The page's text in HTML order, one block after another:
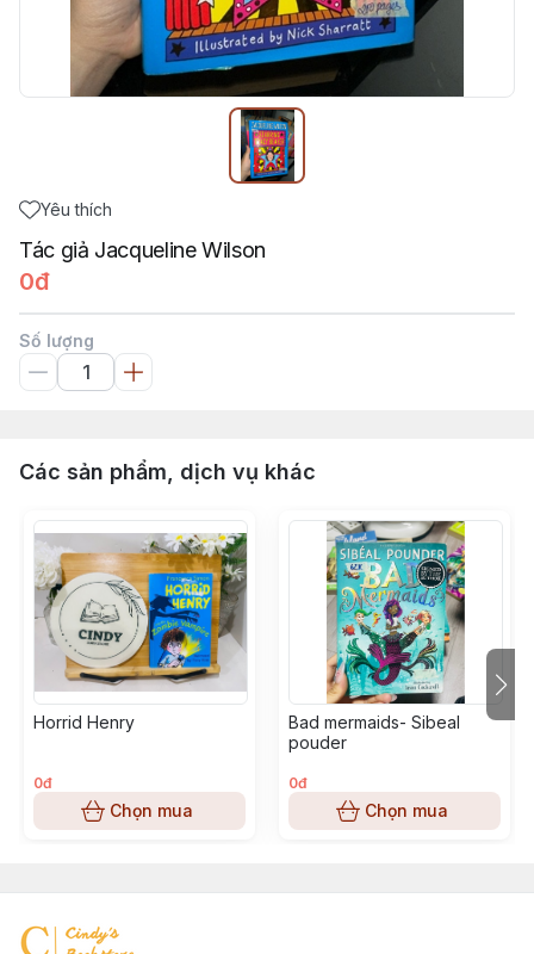
Yêu thích
Tác giả Jacqueline Wilson
0đ
Số lượng
Các sản phẩm, dịch vụ khác
Horrid Henry
0đ
Chọn mua
Bad mermaids- Sibeal
pouder
0đ
Chọn mua